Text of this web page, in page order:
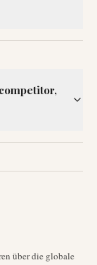
über die globale